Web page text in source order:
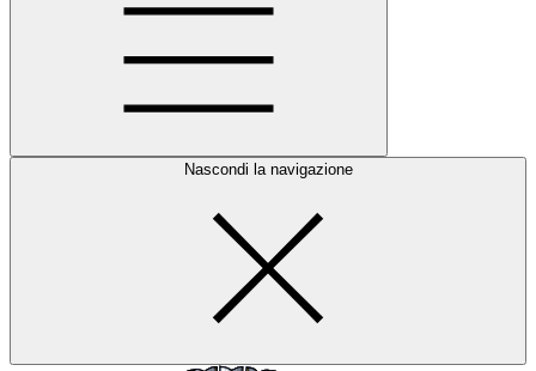
Nascondi la navigazione